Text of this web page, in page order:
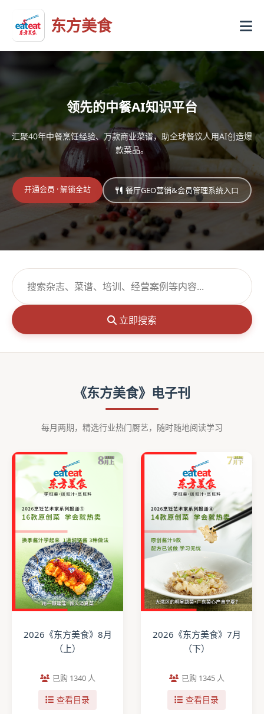
东方美食
领先的中餐AI知识平台
汇聚40年中餐烹饪经验、万款商业菜谱，助全球餐饮人用AI创造爆
款菜品。
开通会员 · 解锁全站 餐厅GEO营销&会员管理系统入口
立即搜索
《东方美食》电子刊
每月两期，精选行业热门厨艺，随时随地阅读学习
2026《东方美食》8月
（上）
已购 1340 人
查看目录
2026《东方美食》7月
（下）
已购 1345 人
查看目录